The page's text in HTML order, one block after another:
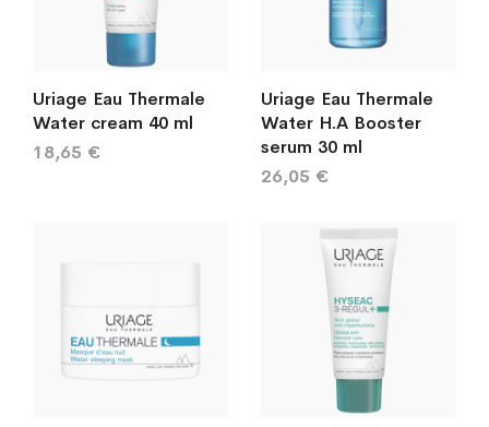
Uriage Eau Thermale
Water cream 40 ml
18,65 €
Uriage Eau Thermale
Water H.A Booster
serum 30 ml
26,05 €